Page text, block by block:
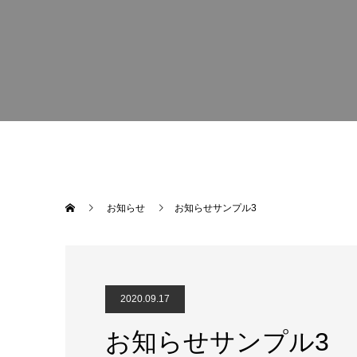
お知らせ お知らせサンプル3
2020.09.17
お知らせサンプル3